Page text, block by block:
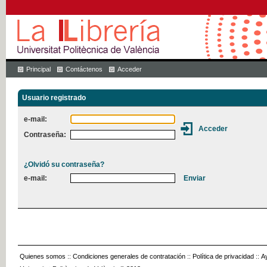
Principal Contáctenos Acceder
Usuario registrado
e-mail:
Contraseña:
¿Olvidó su contraseña?
e-mail:
Quienes somos :: Condiciones generales de contratación :: Política de privacidad ::